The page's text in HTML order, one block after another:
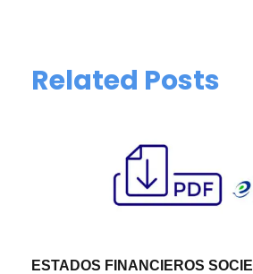
Related Posts
ESTADOS FINANCIEROS